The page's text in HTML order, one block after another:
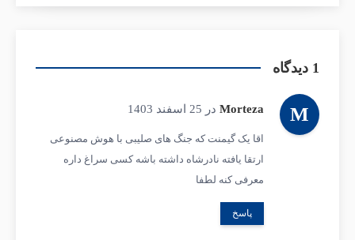
1 دیدگاه
M
Morteza در 25 اسفند 1403
اقا یک گیمنت که جنگ های صلیبی با هوش مصنوعی
ارتقا یافته نادرشاه داشته باشه کسی سراغ داره
معرفی کنه لطفا
پاسخ